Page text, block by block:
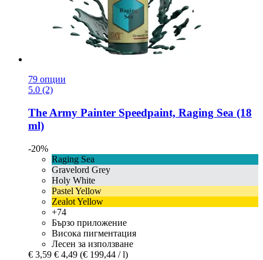
79 опции
5.0 (2)
The Army Painter Speedpaint, Raging Sea (18
ml)
-20%
Raging Sea
Gravelord Grey
Holy White
Pastel Yellow
Zealot Yellow
+74
Бързо приложение
Висока пигментация
Лесен за използване
€ 3,59 € 4,49 (€ 199,44 / l)